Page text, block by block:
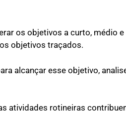
os objetivos a curto, médio
objetivos traçados.
alcançar esse objetivo,
atividades rotineiras